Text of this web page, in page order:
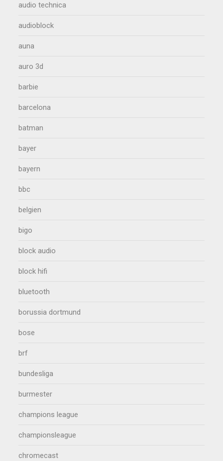
audio technica
audioblock
auna
auro 3d
barbie
barcelona
batman
bayer
bayern
bbc
belgien
bigo
block audio
block hifi
bluetooth
borussia dortmund
bose
brf
bundesliga
burmester
champions league
championsleague
chromecast